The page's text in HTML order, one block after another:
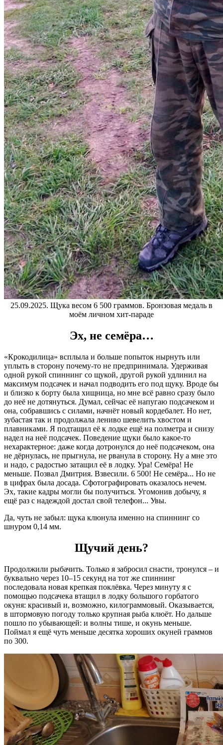
25.09.2025. Щука весом 6 500 граммов. Бронзовая медаль в
моём личном хит-параде
Эх, не семёра…
«Крокодилица» всплыла и больше попыток нырнуть или
уплыть в сторону почему-то не предпринимала. Удерживая
одной рукой спиннинг со щукой, другой рукой удлинил на
максимум подсачек и начал подводить его под щуку. Вроде бы
и близко к борту была хищница, но мне всё равно сразу было
до неё не дотянуться. Думал, сейчас её напугаю подсачеком и
она, собравшись с силами, начнёт новый кордебалет. Но нет,
зубастая так и продолжала лениво шевелить хвостом и
плавниками. Я подтащил её к лодке ещё на полметра и снизу
надел на неё подсачек. Поведение щуки было какое-то
нехарактерное: даже когда дотронулся до неё подсачеком, она
не дёрнулась, не прыгнула, не рванула в сторону. Ну а мне это
и надо, с радостью затащил её в лодку. Ура! Семёра! Не
меньше. Позвал Дмитрия. Взвесили. 6 500! Не семёра... Но не
в цифрах была досада. Сфотографировать оказалось нечем.
Эх, такие кадры могли бы получиться. Угомонив добычу, я
ещё раз с надеждой достал свой телефон... Увы.
Да, чуть не забыл: щука клюнула именно на спиннинг со
шнуром 0,14 мм.
Щучий день?
Продолжили рыбачить. Только я забросил снасти, тронулся – и
буквально через 10–15 секунд на тот же спиннинг
последовала новая крепкая поклёвка. Через минуту я с
помощью подсачека втащил в лодку большого горбатого
окуня: красивый и, возможно, килограммовый. Оказывается,
в штормовую погоду только крупная рыба клюёт. Но дальше
пошло по убывающей: и волны тише, и окунь меньше.
Поймал я ещё чуть меньше десятка хороших окуней граммов
по 300.